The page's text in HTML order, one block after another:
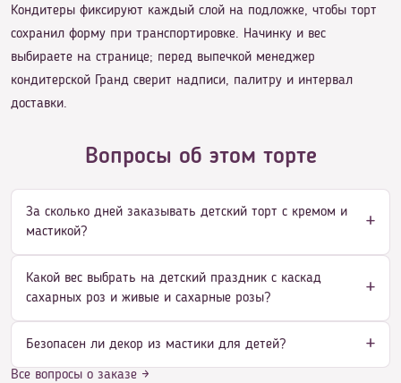
Кондитеры фиксируют каждый слой на подложке, чтобы торт
сохранил форму при транспортировке. Начинку и вес
выбираете на странице; перед выпечкой менеджер
кондитерской Гранд сверит надписи, палитру и интервал
доставки.
Вопросы об этом торте
За сколько дней заказывать детский торт с кремом и
мастикой?
Какой вес выбрать на детский праздник с каскад
сахарных роз и живые и сахарные розы?
Безопасен ли декор из мастики для детей?
Все вопросы о заказе →